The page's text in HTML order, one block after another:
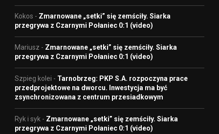
Kokos - Zmarnowane „setki” się zemściły. Siarka
przegrywa z Czarnymi Połaniec 0:1 (video)
Mariusz - Zmarnowane „setki” się zemściły. Siarka
przegrywa z Czarnymi Połaniec 0:1 (video)
Szpieg kolei - Tarnobrzeg: PKP S.A. rozpoczyna prace
przedprojektowe na dworcu. Inwestycja ma być
zsynchronizowana z centrum przesiadkowym
Ryk i syk - Zmarnowane „setki” się zemściły. Siarka
przegrywa z Czarnymi Połaniec 0:1 (video)